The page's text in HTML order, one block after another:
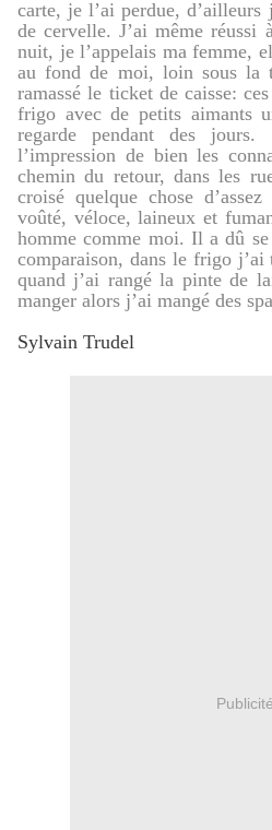
carte, je l’ai perdue,
de cervelle. J’ai même réussi
nuit, je l’appelais ma femme,
au fond de moi, loin sous la
ramassé le ticket de caisse:
frigo avec de petits aimants
regarde pendant des
l’impression de bien les
chemin du retour, dans les
croisé quelque chose
voûté, véloce, laineux et
homme comme moi. Il a dû
comparaison, dans le frigo
quand j’ai rangé la pinte de
manger alors j’ai mangé des
Sylvain Trudel
Publicité